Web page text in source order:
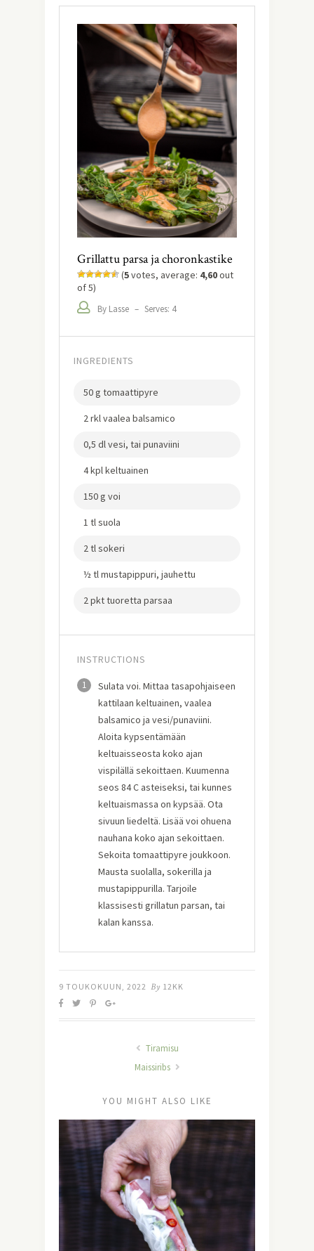
Grillattu parsa ja choronkastike
(5votes, average: 4,60out
of 5)
By Lasse – Serves: 4
INGREDIENTS
50 g tomaattipyre
2 rkl vaalea balsamico
0,5 dl vesi, tai punaviini
4 kpl keltuainen
150 g voi
1 tl suola
2 tl sokeri
½ tl mustapippuri, jauhettu
2 pkt tuoretta parsaa
INSTRUCTIONS
1
Sulata voi. Mittaa tasapohjaiseen
kattilaan keltuainen, vaalea
balsamico ja vesi/punaviini.
Aloita kypsentämään
keltuaisseosta koko ajan
vispilällä sekoittaen. Kuumenna
seos 84 C asteiseksi, tai kunnes
keltuaismassa on kypsää. Ota
sivuun liedeltä. Lisää voi ohuena
nauhana koko ajan sekoittaen.
Sekoita tomaattipyre joukkoon.
Mausta suolalla, sokerilla ja
mustapippurilla. Tarjoile
klassisesti grillatun parsan, tai
kalan kanssa.
9 TOUKOKUUN, 2022 By 12KK
Tiramisu
Maissiribs
YOU MIGHT ALSO LIKE